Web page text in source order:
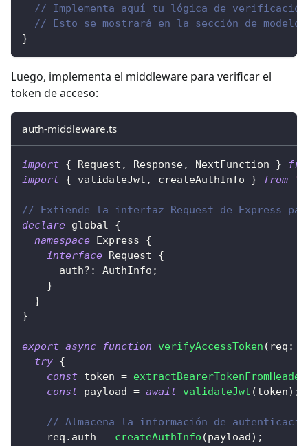
// Implementa aquí tu lógica de verificación
// Esto se mostrará en la sección de
}
Luego, implementa el middleware para verificar el
token de acceso:
auth-middleware.ts
import { Request , Response, NextFunction }
import { validateJwt , createAuthInfo } from
// Extiende la interfaz Request de Express
declare global {
namespace Express {
interface Request
{
      auth
? : AuthInfo ;
}
}
}
export async function verifyAccessToken ( req :
try {
const token =
const payload = await validateJwt (token) ;
// Almacena la información de
    req
. auth = createAuthInfo (payload) ;